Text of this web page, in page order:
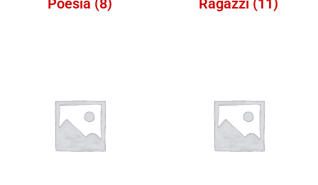
Poesia (8) Ragazzi (11)